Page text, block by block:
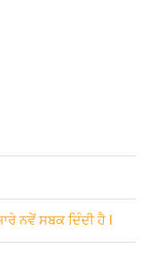
ਨਵੇਂ ਸਬਕ ਦਿੰਦੀ ਹੈ l